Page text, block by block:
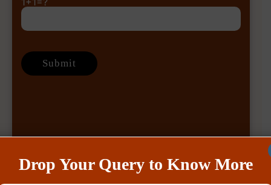
Drop Your Query to Know More